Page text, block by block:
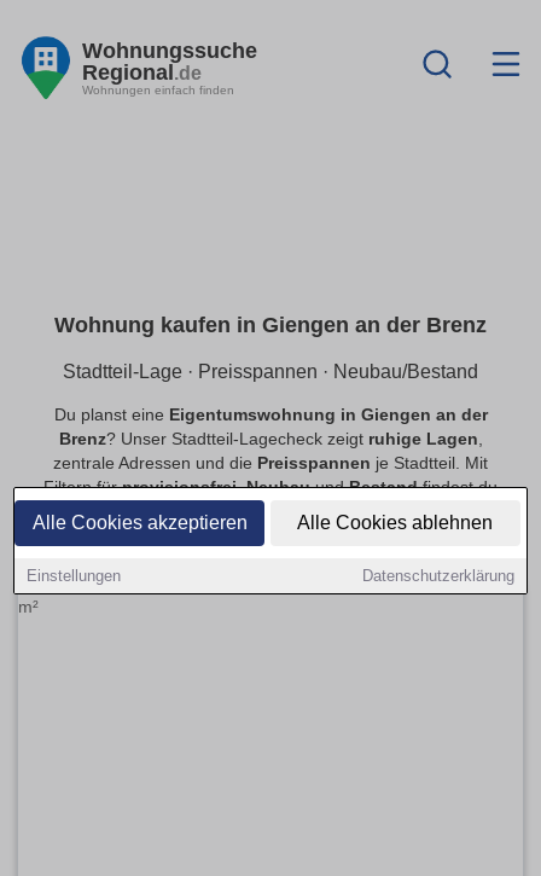
Alle Cookies akzeptieren Alle Cookies ablehnen
Einstellungen Datenschutzerklärung
Wohnungssuche
Regional.de
Wohnungen einfach finden
Wohnung kaufen in Giengen an der Brenz
Stadtteil-Lage · Preisspannen · Neubau/Bestand
Du planst eine Eigentumswohnung in Giengen an der
Brenz? Unser Stadtteil-Lagecheck zeigt ruhige Lagen
zentrale Adressen und die Preisspannen je Stadtteil. Mit
Filtern fürprovisionsfrei,NeubauundBestandfindest du
schnell passende Angebote.